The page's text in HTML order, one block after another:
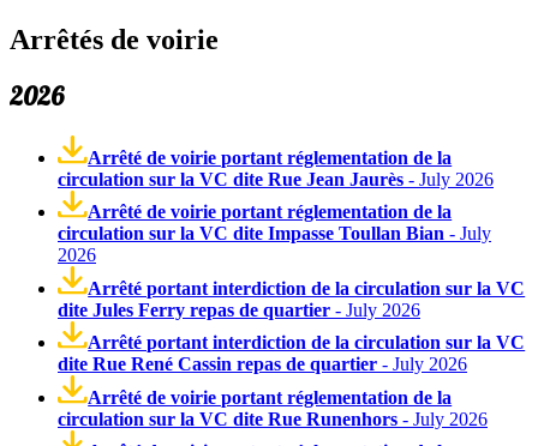
Arrêtés de voirie
2026
Arrêté de voirie portant réglementation de la
circulation sur la VC dite Rue Jean Jaurès - July 2026
Arrêté de voirie portant réglementation de la
circulation sur la VC dite Impasse Toullan Bian - July
2026
Arrêté portant interdiction de la circulation sur la VC
dite Jules Ferry repas de quartier - July 2026
Arrêté portant interdiction de la circulation sur la VC
dite Rue René Cassin repas de quartier - July 2026
Arrêté de voirie portant réglementation de la
circulation sur la VC dite Rue Runenhors - July 2026